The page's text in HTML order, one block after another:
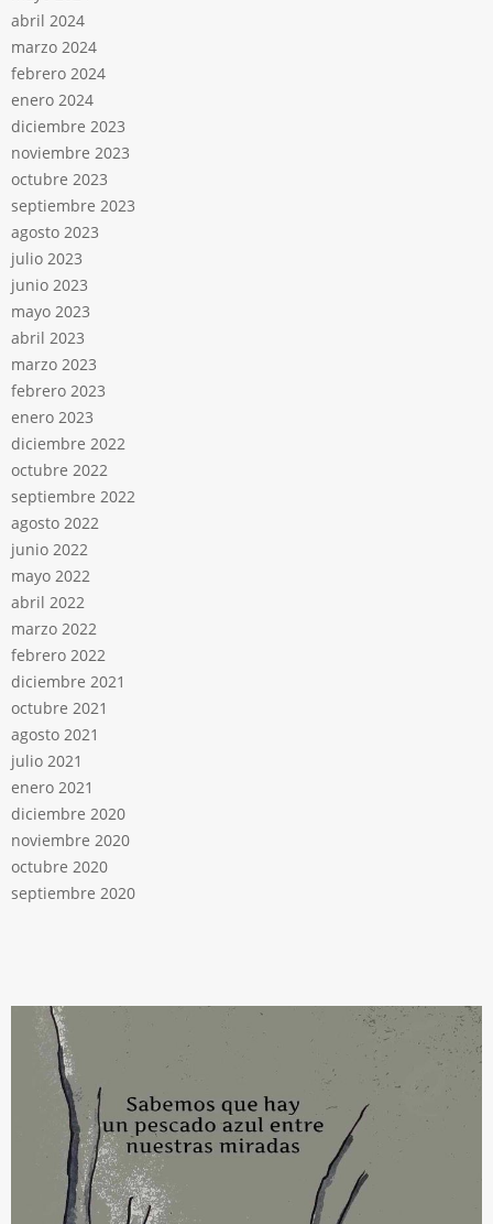
abril 2024
marzo 2024
febrero 2024
enero 2024
diciembre 2023
noviembre 2023
octubre 2023
septiembre 2023
agosto 2023
julio 2023
junio 2023
mayo 2023
abril 2023
marzo 2023
febrero 2023
enero 2023
diciembre 2022
octubre 2022
septiembre 2022
agosto 2022
junio 2022
mayo 2022
abril 2022
marzo 2022
febrero 2022
diciembre 2021
octubre 2021
agosto 2021
julio 2021
enero 2021
diciembre 2020
noviembre 2020
octubre 2020
septiembre 2020